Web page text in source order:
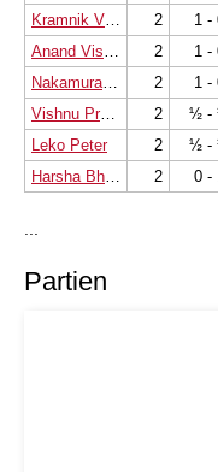
Kramnik Vladimir
2 1 -
Anand Viswanathan
2 1 -
Nakamura Hikaru
2 1 -
Vishnu Prasanna. V
2 ½ -
Leko Peter
2 ½ -
Harsha Bharathakoti
2 0 -
Partien